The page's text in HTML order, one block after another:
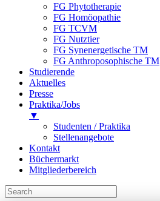
FG Phytotherapie
FG Homöopathie
FG TCVM
FG Nutztier
FG Synenergetische TM
FG Anthroposophische TM
Studierende
Aktuelles
Presse
Praktika/Jobs
▼
Studenten / Praktika
Stellenangebote
Kontakt
Büchermarkt
Mitgliederbereich